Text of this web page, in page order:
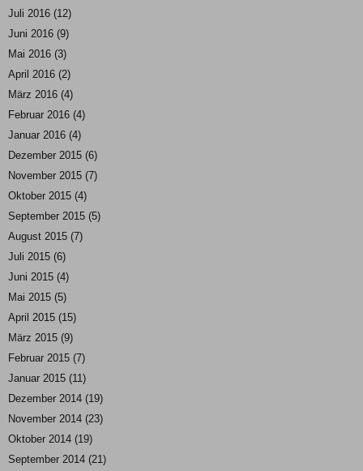
Juli 2016 (12)
Juni 2016 (9)
Mai 2016 (3)
April 2016 (2)
März 2016 (4)
Februar 2016 (4)
Januar 2016 (4)
Dezember 2015 (6)
November 2015 (7)
Oktober 2015 (4)
September 2015 (5)
August 2015 (7)
Juli 2015 (6)
Juni 2015 (4)
Mai 2015 (5)
April 2015 (15)
März 2015 (9)
Februar 2015 (7)
Januar 2015 (11)
Dezember 2014 (19)
November 2014 (23)
Oktober 2014 (19)
September 2014 (21)